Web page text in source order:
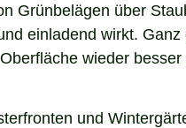
Grünbelägen über
einladend wirkt.
wieder
und